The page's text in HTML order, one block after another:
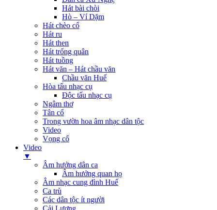
Hát bài chòi
Hò – Ví Dặm
Hát chèo cổ
Hát ru
Hát then
Hát trống quân
Hát tuồng
Hát văn – Hát chầu văn
Chầu văn Huế
Hòa tấu nhạc cụ
Độc tấu nhạc cụ
Ngâm thơ
Tân cổ
Trong vườn hoa âm nhạc dân tộc
Video
Vọng cổ
Video
▼
Âm hưởng dân ca
Âm hưởng quan họ
Âm nhạc cung đình Huế
Ca trù
Các dân tộc ít người
Cải Lương